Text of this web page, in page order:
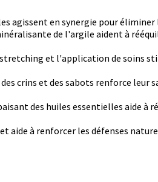
agissent en synergie pour
de l'argile aident à
et l'application de soins
crins et des sabots renforce
des huiles essentielles aide à
aide à renforcer les défenses